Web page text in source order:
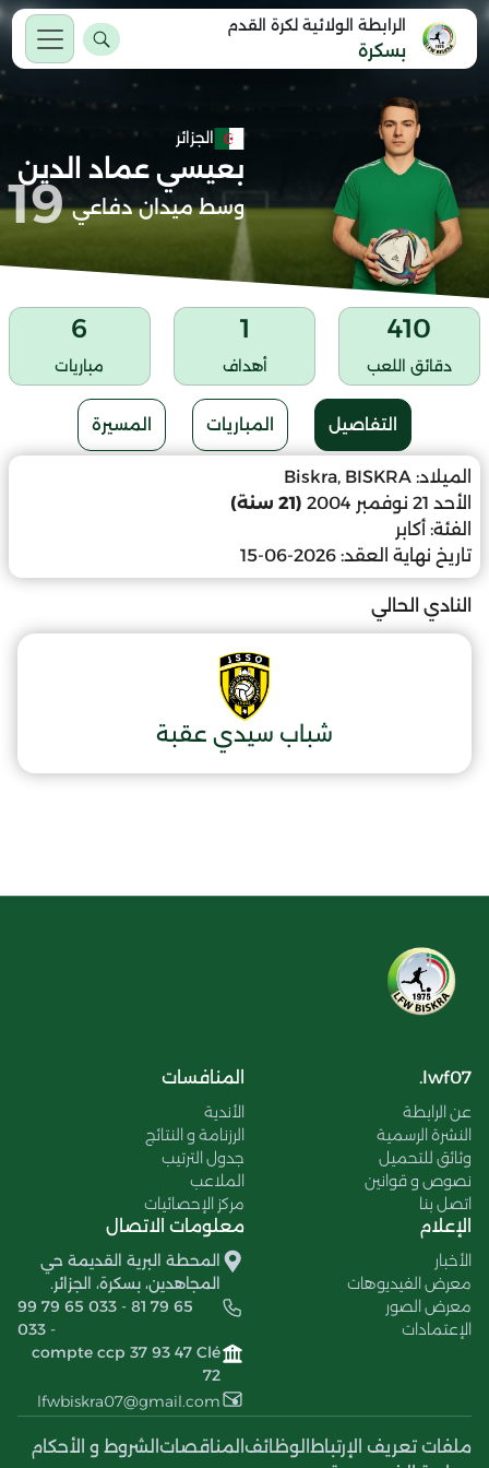
الرابطة الولائية لكرة القدم
بسكرة
الجزائر
بعيسي عماد الدين
وسط ميدان دفاعي 19
410
دقائق اللعب
1
أهداف
6
مباريات
التفاصيل المباريات المسيرة
الميلاد: Biskra, BISKRA
الأحد 21 نوفمبر 2004
(21 سنة)
الفئة: أكابر
تاريخ نهاية العقد: 2026-06-15
النادي الحالي
شباب سيدي عقبة
lwf07.
عن الرابطة
النشرة الرسمية
وثائق للتحميل
نصوص و قوانين
اتصل بنا
المنافسات
الأندية
الرزنامة و النتائج
جدول الترتيب
الملاعب
مركز الإحصائيات
الإعلام
الأخبار
معرض الفيديوهات
معرض الصور
الإعتمادات
معلومات الاتصال
المحطة البرية القديمة حي
المجاهدين، بسكرة، الجزائر.
99 79 65 033 - 81 79 65
033 -
compte ccp 37 93 47 Clé
72
lfwbiskra07@gmail.com
ملفات تعريف الإرتباط الوظائف المناقصات الشروط و الأحكام